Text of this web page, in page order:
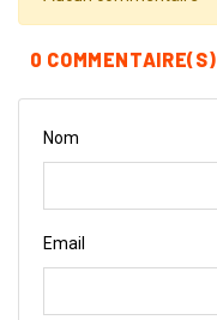
0 COMMENTAIRE(S)
Nom
Email